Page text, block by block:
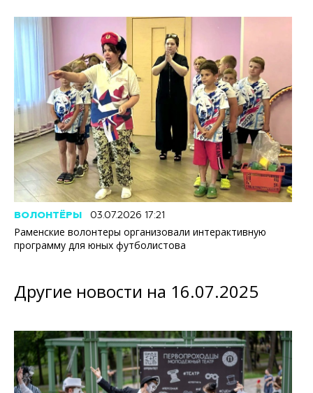
ВОЛОНТЁРЫ 03.07.2026 17:21
Раменские волонтеры организовали интерактивную
программу для юных футболистова
Другие новости на 16.07.2025